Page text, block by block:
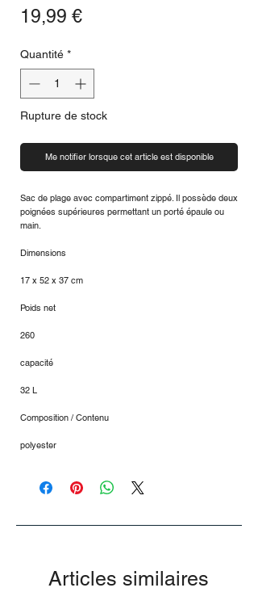
19,99 €Prix
Quantité *
Rupture de stock
Me notifier lorsque cet article est disponible
Sac de plage avec compartiment zippé. Il possède deux
poignées supérieures permettant un porté épaule ou
main.
Dimensions
17 x 52 x 37 cm
Poids net
260
capacité
32 L
Composition / Contenu
polyester
Articles similaires